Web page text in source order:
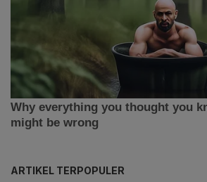
ARTIKEL TERPOPULER